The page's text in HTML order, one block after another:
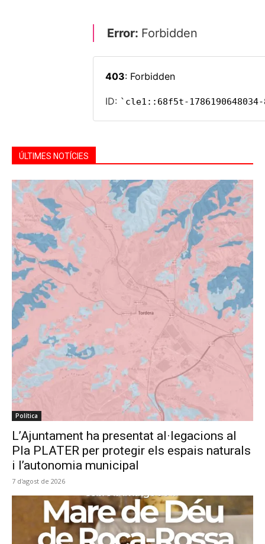
ÚLTIMES NOTÍCIES
Política
L’Ajuntament ha presentat al·legacions al
Pla PLATER per protegir els espais naturals
i l’autonomia municipal
7 d'agost de 2026